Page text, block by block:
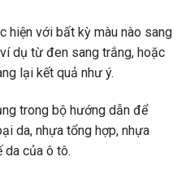
hiện với bất kỳ màu nào sang
dụ từ đen sang trắng, hoặc
lại kết quả như ý.
trong bộ hướng dẫn để
da, nhựa tổng hợp, nhựa
da của ô tô.